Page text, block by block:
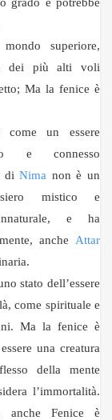
superiore,
dei più alti voli
Ma la fenice è
come un essere
e connesso
diNima non è un
mistico e
e ha
anche Attar
stato dell’essere
come spirituale e
Ma la fenice è
una creatura
della mente
l’immortalità.
anche Fenice è